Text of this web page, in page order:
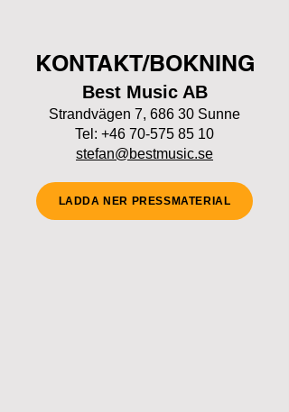
KONTAKT/BOKNING
Best Music AB
Strandvägen 7, 686 30 Sunne
Tel: +46 70-575 85 10
stefan@bestmusic.se
LADDA NER PRESSMATERIAL